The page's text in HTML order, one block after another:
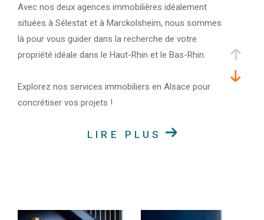
Avec nos deux agences immobilières idéalement
situées à Sélestat et à Marckolsheim, nous sommes
là pour vous guider dans la recherche de votre
propriété idéale dans le Haut-Rhin et le Bas-Rhin.
Explorez nos services immobiliers en Alsace pour
concrétiser vos projets !
Achat immobilier en Alsace
ou le duplex spacieux qui correspond à vos critères.
LIRE PLUS